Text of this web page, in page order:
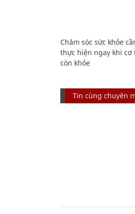
Chăm sóc sức khỏe
thực hiện ngay khi cơ
còn khỏe
Tin cùng chuyên